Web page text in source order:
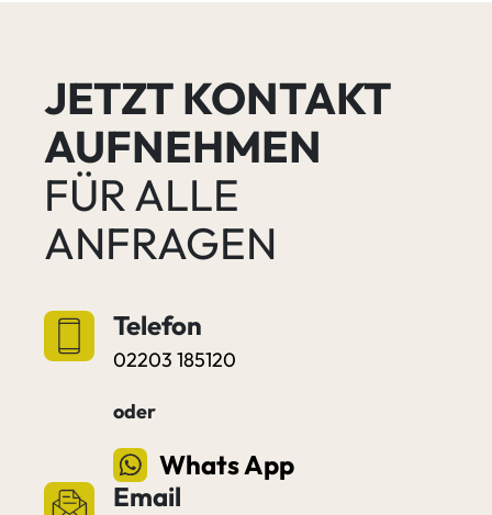
JETZT KONTAKT
AUFNEHMEN
FÜR ALLE
ANFRAGEN
Telefon
02203 185120
oder
Whats App
Email